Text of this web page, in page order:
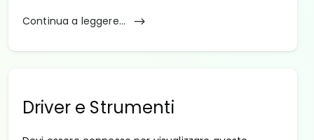
Continua a leggere...
Driver e Strumenti